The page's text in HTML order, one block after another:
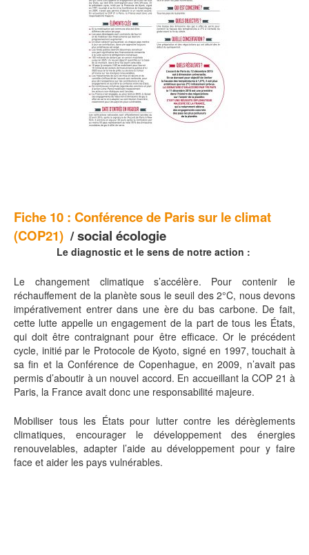
Fiche 10 : Conférence de Paris sur le climat
(COP21) / social écologie
Le diagnostic et le sens de notre action :
Le changement climatique s’accélère. Pour contenir le
réchauffement de la planète sous le seuil des 2°C, nous devons
impérativement entrer dans une ère du bas carbone. De fait,
cette lutte appelle un engagement de la part de tous les États,
qui doit être contraignant pour être efficace. Or le précédent
cycle, initié par le Protocole de Kyoto, signé en 1997, touchait à
sa fin et la Conférence de Copenhague, en 2009, n’avait pas
permis d’aboutir à un nouvel accord. En accueillant la COP 21 à
Paris, la France avait donc une responsabilité majeure.
Mobiliser tous les États pour lutter contre les dérèglements
climatiques, encourager le développement des énergies
renouvelables, adapter l’aide au développement pour y faire
face et aider les pays vulnérables.